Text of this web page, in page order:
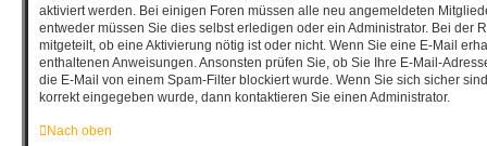
aktiviert werden. Bei einigen Foren müssen alle neu angemeldeten
entweder müssen Sie dies selbst erledigen oder ein Administrator. Bei der
mitgeteilt, ob eine Aktivierung nötig ist oder nicht. Wenn Sie eine E-Mail
enthaltenen Anweisungen. Ansonsten prüfen Sie, ob Sie Ihre E-Mail-
die E-Mail von einem Spam-Filter blockiert wurde. Wenn Sie sich sicher
korrekt eingegeben wurde, dann kontaktieren Sie einen Administrator.
Nach oben